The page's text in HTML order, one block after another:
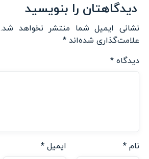
دیدگاهتان را بنویسید
نشانی ایمیل شما منتشر نخواهد شد.
علامت‌گذاری شده‌اند *
دیدگاه *
نام * ایمیل*